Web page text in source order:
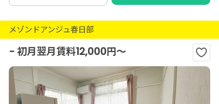
メゾンドアンジュ春日部
- 初月翌月賃料12,000円～